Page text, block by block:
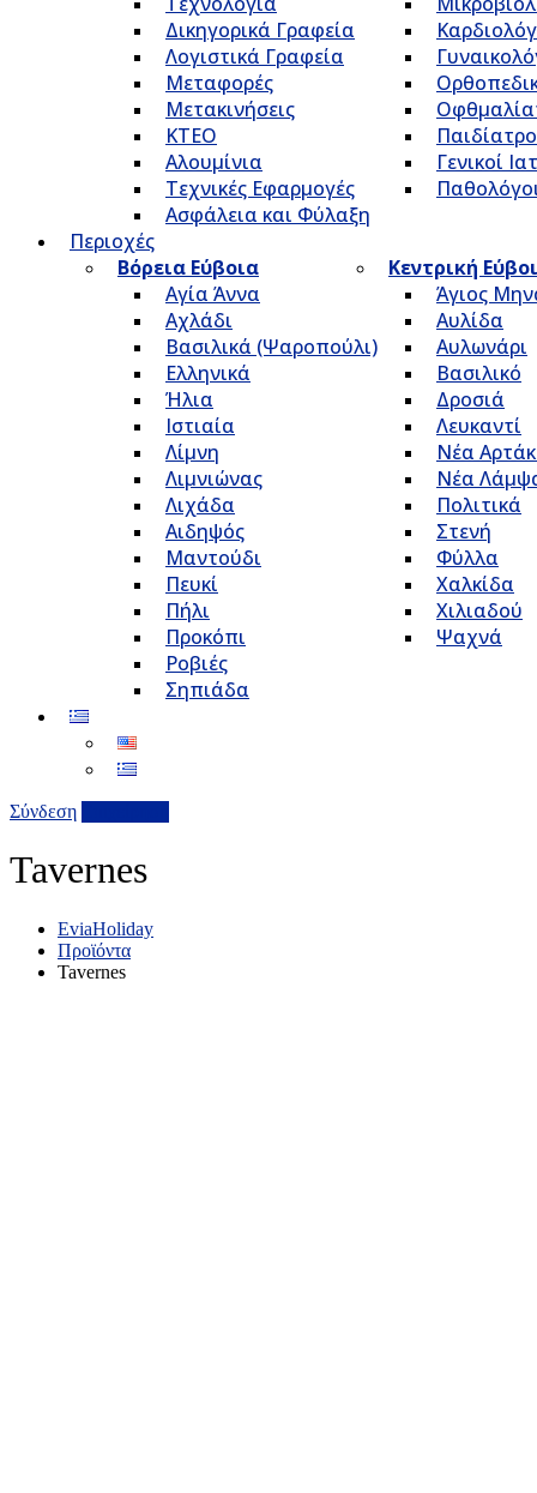
Δικηγορικά Γραφεία
Λογιστικά Γραφεία
Μεταφορές
Μετακινήσεις
ΚΤΕΟ
Αλουμίνια
Τεχνικές Εφαρμογές
Ασφάλεια και Φύλαξη
Γενικοί
Περιοχές
Βόρεια Εύβοια
Αγία Άννα
Αχλάδι
Βασιλικά (Ψαροπούλι)
Ελληνικά
Ήλια
Ιστιαία
Λίμνη
Λιμνιώνας
Λιχάδα
Αιδηψός
Μαντούδι
Πευκί
Πήλι
Προκόπι
Ροβιές
Σηπιάδα
Κεντρική
Άγιος
Αυλίδα
Αυλωνάρι
Βασιλικό
Δροσιά
Λευκαντί
Νέα
Νέα
Πολιτικά
Στενή
Φύλλα
Χαλκίδα
Χιλιαδού
Ψαχνά
Σύνδεση
Tavernes
EviaHoliday
Προϊόντα
Tavernes